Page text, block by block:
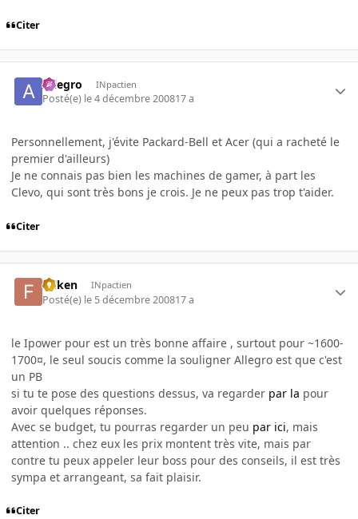
Citer
Allegro INpactien
Posté(e) le 4 décembre 200817 a
Personnellement, j'évite Packard-Bell et Acer (qui a racheté le
premier d'ailleurs)
Je ne connais pas bien les machines de gamer, à part les
Clevo, qui sont très bons je crois. Je ne peux pas trop t'aider.
Citer
folken INpactien
Posté(e) le 5 décembre 200817 a
le Ipower pour est un très bonne affaire , surtout pour ~1600-
1700¤, le seul soucis comme la souligner Allegro est que c'est
un PB
si tu te pose des questions dessus, va regarder par la pour
avoir quelques réponses.
Avec se budget, tu pourras regarder un peu par ici, mais
attention .. chez eux les prix montent très vite, mais par
contre tu peux appeler leur boss pour des conseils, il est très
sympa et arrangeant, sa fait plaisir.
Citer